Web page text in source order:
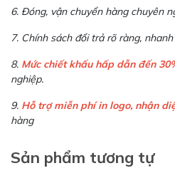
6. Đóng, vận chuyển hàng chuyên
7. Chính sách đổi trả rõ ràng,
8. Mức chiết khấu hấp dẫn đến
nghiệp.
9. Hỗ trợ miễn phí in logo, nhận
hàng
Sản phẩm tương tự